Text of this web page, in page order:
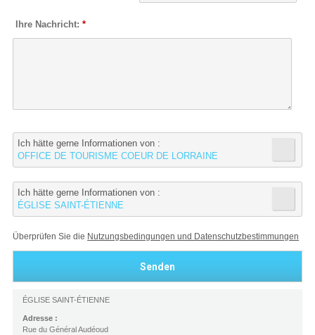
Ihre Nachricht:*
Ich hätte gerne Informationen von :
OFFICE DE TOURISME COEUR DE LORRAINE
Ich hätte gerne Informationen von :
ÉGLISE SAINT-ÉTIENNE
Überprüfen Sie die Nutzungsbedingungen und Datenschutzbestimmungen
ÉGLISE SAINT-ÉTIENNE
Adresse :
Rue du Général Audéoud